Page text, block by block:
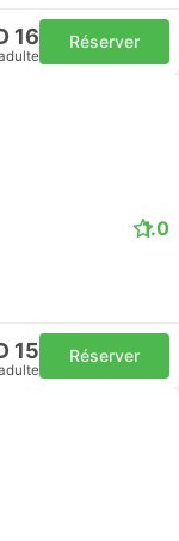
16 Réserver
1.0
15 Réserver